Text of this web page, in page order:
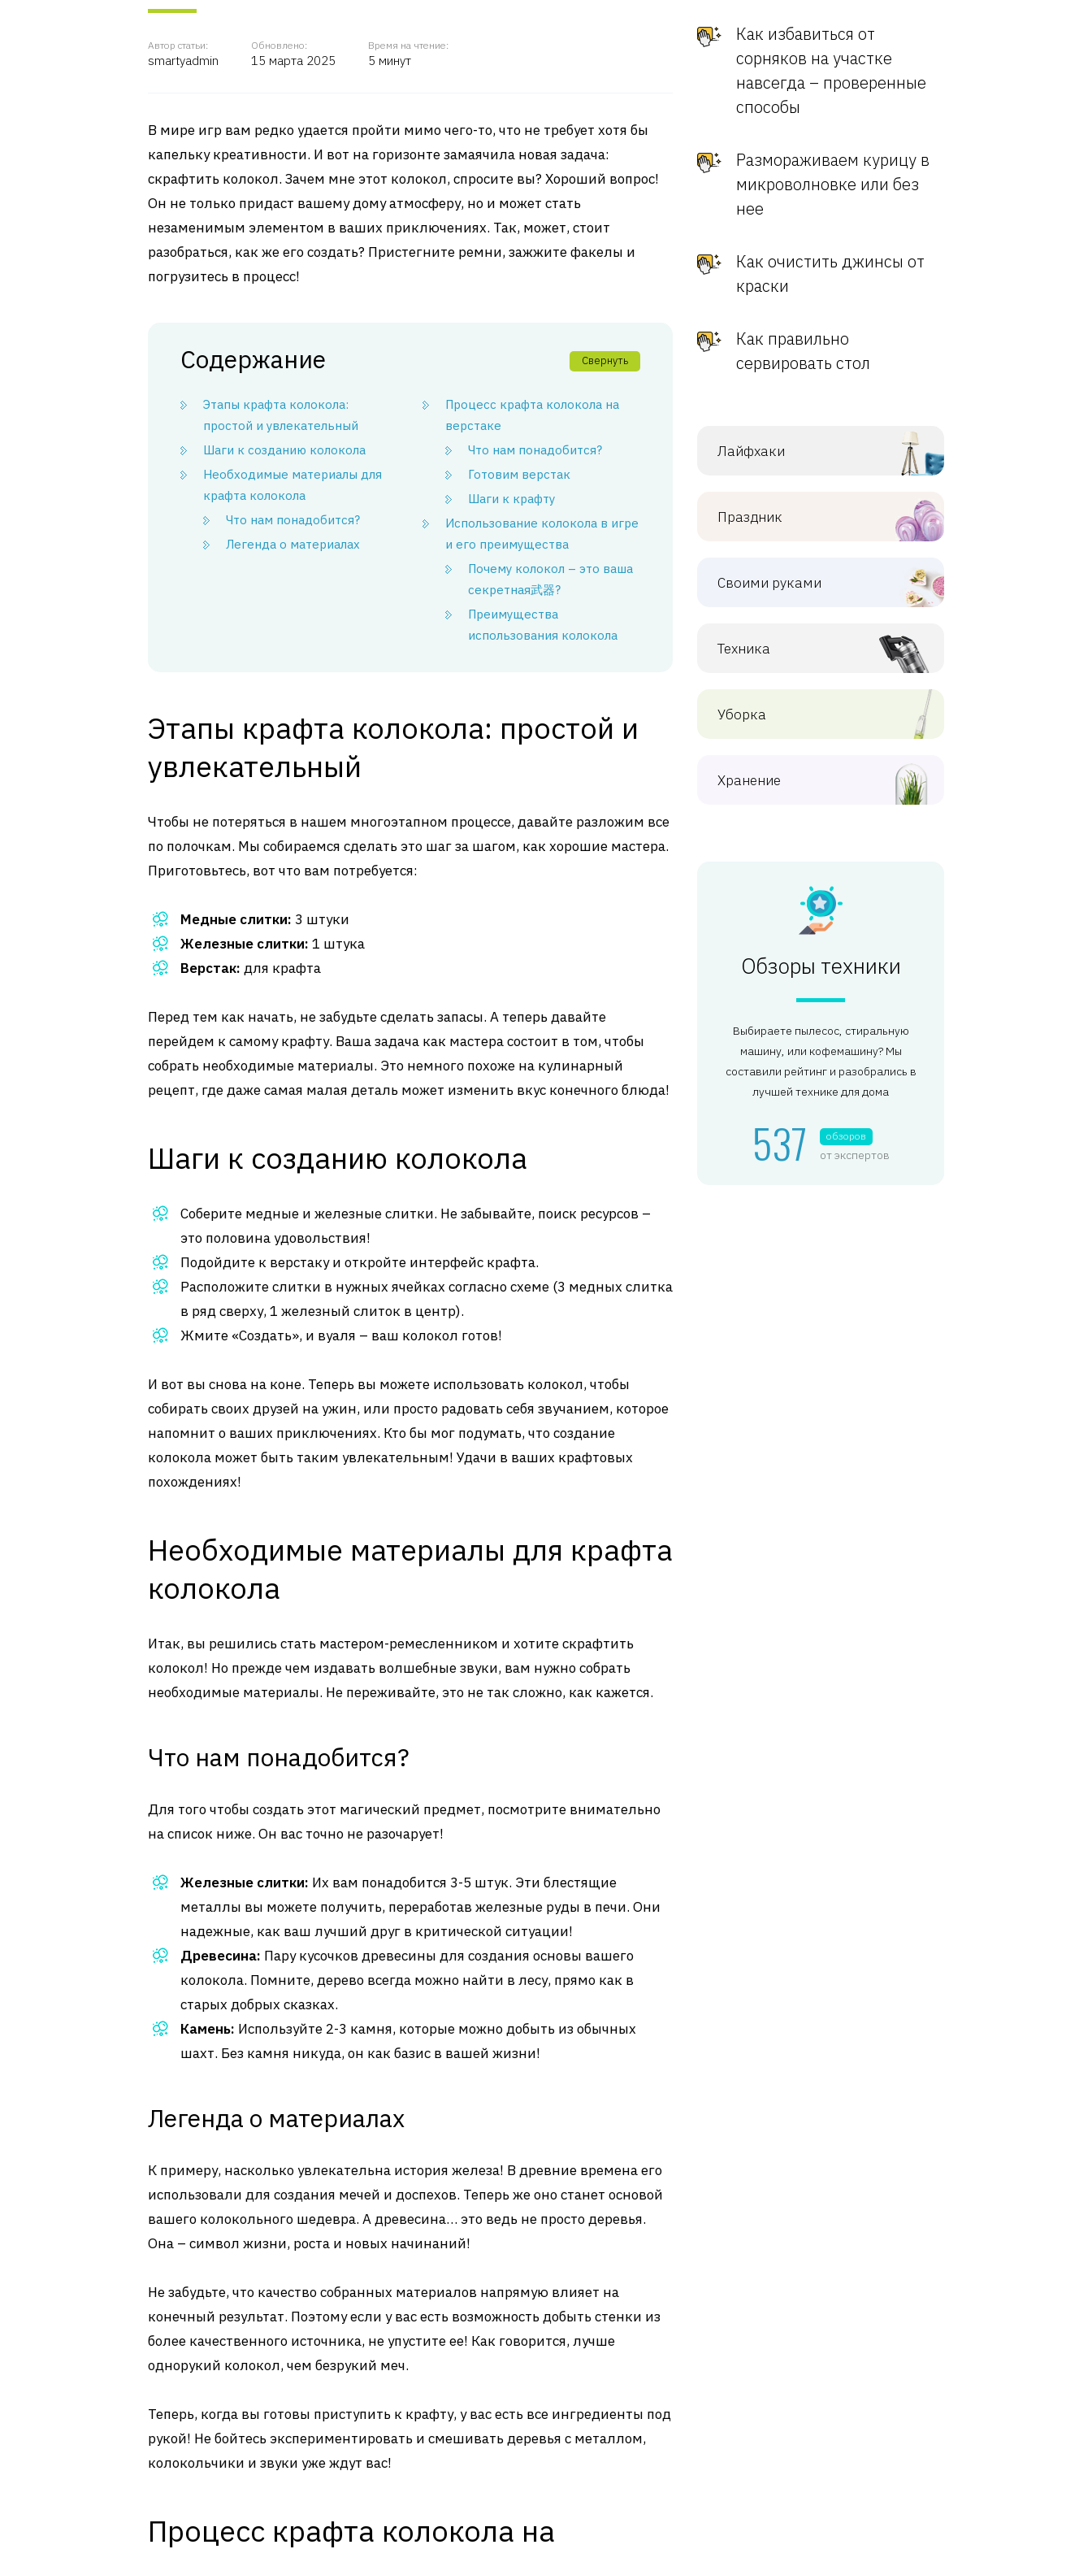
Автор статьи:
smartyadmin
Обновлено:
15 марта 2025
Время на чтение:
5 минут
В мире игр вам редко удается пройти мимо чего-то, что не требует хотя бы
капельку креативности. И вот на горизонте замаячила новая задача:
скрафтить колокол. Зачем мне этот колокол, спросите вы? Хороший вопрос!
Он не только придаст вашему дому атмосферу, но и может стать
незаменимым элементом в ваших приключениях. Так, может, стоит
разобраться, как же его создать? Пристегните ремни, зажжите факелы и
погрузитесь в процесс!
Содержание Свернуть
Этапы крафта колокола:
простой и увлекательный
Шаги к созданию колокола
Необходимые материалы для
крафта колокола
Что нам понадобится?
Легенда о материалах
Процесс крафта колокола на
верстаке
Что нам понадобится?
Готовим верстак
Шаги к крафту
Использование колокола в игре
и его преимущества
Почему колокол – это ваша
секретная武器?
Преимущества
использования колокола
Этапы крафта колокола: простой и
увлекательный
Чтобы не потеряться в нашем многоэтапном процессе, давайте разложим все
по полочкам. Мы собираемся сделать это шаг за шагом, как хорошие мастера.
Приготовьтесь, вот что вам потребуется:
Медные слитки: 3 штуки
Железные слитки: 1 штука
Верстак: для крафта
Перед тем как начать, не забудьте сделать запасы. А теперь давайте
перейдем к самому крафту. Ваша задача как мастера состоит в том, чтобы
собрать необходимые материалы. Это немного похоже на кулинарный
рецепт, где даже самая малая деталь может изменить вкус конечного блюда!
Шаги к созданию колокола
Соберите медные и железные слитки. Не забывайте, поиск ресурсов –
это половина удовольствия!
Подойдите к верстаку и откройте интерфейс крафта.
Расположите слитки в нужных ячейках согласно схеме (3 медных слитка
в ряд сверху, 1 железный слиток в центр).
Жмите «Создать», и вуаля – ваш колокол готов!
И вот вы снова на коне. Теперь вы можете использовать колокол, чтобы
собирать своих друзей на ужин, или просто радовать себя звучанием, которое
напомнит о ваших приключениях. Кто бы мог подумать, что создание
колокола может быть таким увлекательным! Удачи в ваших крафтовых
похождениях!
Необходимые материалы для крафта
колокола
Итак, вы решились стать мастером-ремесленником и хотите скрафтить
колокол! Но прежде чем издавать волшебные звуки, вам нужно собрать
необходимые материалы. Не переживайте, это не так сложно, как кажется.
Что нам понадобится?
Для того чтобы создать этот магический предмет, посмотрите внимательно
на список ниже. Он вас точно не разочарует!
Железные слитки: Их вам понадобится 3-5 штук. Эти блестящие
металлы вы можете получить, переработав железные руды в печи. Они
надежные, как ваш лучший друг в критической ситуации!
Древесина: Пару кусочков древесины для создания основы вашего
колокола. Помните, дерево всегда можно найти в лесу, прямо как в
старых добрых сказках.
Камень: Используйте 2-3 камня, которые можно добыть из обычных
шахт. Без камня никуда, он как базис в вашей жизни!
Легенда о материалах
К примеру, насколько увлекательна история железа! В древние времена его
использовали для создания мечей и доспехов. Теперь же оно станет основой
вашего колокольного шедевра. А древесина… это ведь не просто деревья.
Она – символ жизни, роста и новых начинаний!
Не забудьте, что качество собранных материалов напрямую влияет на
конечный результат. Поэтому если у вас есть возможность добыть стенки из
более качественного источника, не упустите ее! Как говорится, лучше
однорукий колокол, чем безрукий меч.
Теперь, когда вы готовы приступить к крафту, у вас есть все ингредиенты под
рукой! Не бойтесь экспериментировать и смешивать деревья с металлом,
колокольчики и звуки уже ждут вас!
Процесс крафта колокола на
Как избавиться от
сорняков на участке
навсегда – проверенные
способы
Размораживаем курицу в
микроволновке или без
нее
Как очистить джинсы от
краски
Как правильно
сервировать стол
Лайфхаки
Праздник
Своими руками
Техника
Уборка
Хранение
Обзоры техники
Выбираете пылесос, стиральную
машину, или кофемашину? Мы
составили рейтинг и разобрались в
лучшей технике для дома
537 обзоров
от экспертов